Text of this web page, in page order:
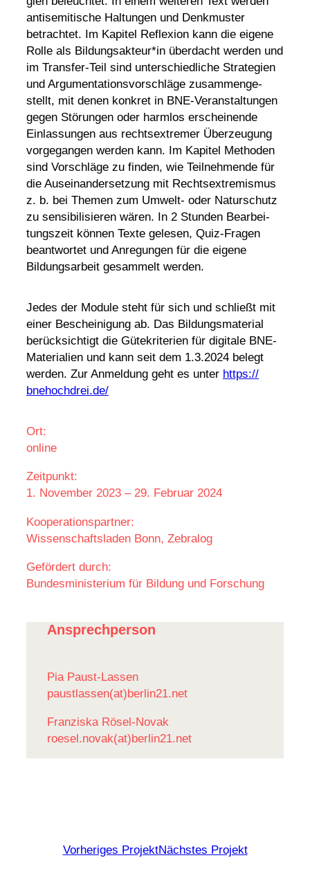
anti­se­mi­ti­sche Haltungen und Denk­muster
betrachtet. Im Kapitel Refle­xion kann die eigene
Rolle als Bildungsakteur*in über­dacht werden und
im Transfer-Teil sind unter­schied­liche Stra­te­gien
und Argu­men­ta­ti­ons­vor­schläge zusam­men­ge­
stellt, mit denen konkret in BNE-Veran­stal­tungen
gegen Störungen oder harmlos erschei­nende
Einlas­sungen aus rechts­extremer Über­zeu­gung
vorge­gangen werden kann. Im Kapitel Methoden
sind Vorschläge zu finden, wie Teil­neh­mende für
die Ausein­an­der­set­zung mit Rechts­extre­mismus
z. b. bei Themen zum Umwelt- oder Natur­schutz
zu sensi­bi­li­sieren wären. In 2 Stunden Bear­bei­
tungs­zeit können Texte gelesen, Quiz-Fragen
beant­wortet und Anre­gungen für die eigene
Bildungs­ar­beit gesam­melt werden.
Jedes der Module steht für sich und schließt mit
einer Beschei­ni­gung ab. Das Bildungs­ma­te­rial
berück­sich­tigt die Güte­kri­te­rien für digi­tale BNE-
Mate­ria­lien und kann seit dem 1.3.2024 belegt
werden. Zur Anmel­dung geht es unter https://​
bnehoch​drei​.de/
Ort:
online
Zeitpunkt:
1. November 2023 – 29. Februar 2024
Kooperationspartner:
Wissenschaftsladen Bonn, Zebralog
Gefördert durch:
Bundesministerium für Bildung und Forschung
Ansprechperson
Pia Paust-Lassen
paustlassen(at)berlin21.net
Fran­ziska Rösel-Novak
roesel.novak(at)berlin21.net
Vorheriges ProjektNächstes Projekt